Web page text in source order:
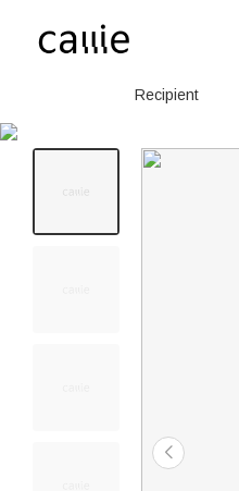
Recipient